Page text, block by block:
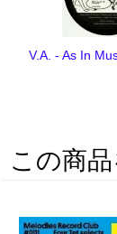
V.A. - As In
この商